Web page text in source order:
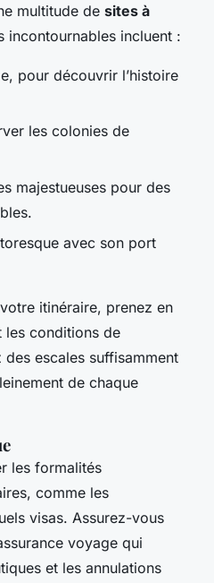
multitude de sites à
incontournables incluent :
pour découvrir l’histoire
les colonies de
majestueuses pour des
avec son port
itinéraire, prenez en
les conditions de
escales suffisamment
de chaque
les formalités
comme les
visas. Assurez-vous
voyage qui
et les annulations